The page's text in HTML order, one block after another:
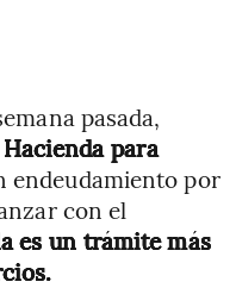
pasada,
para
endeudamiento por
con el
es un trámite más